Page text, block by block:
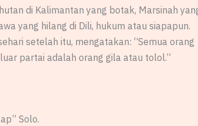
di Kalimantan yang botak, Marsinah
yang hilang di Dili, hukum atau siapapun.
setelah itu, mengatakan: “Semua orang
partai adalah orang gila atau tolol.”
Solo.